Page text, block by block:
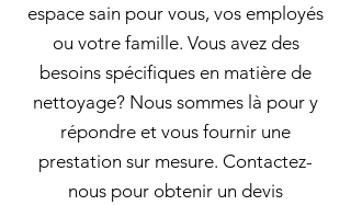
espace sain pour vous, vos employés
ou votre famille. Vous avez des
besoins spécifiques en matière de
nettoyage? Nous sommes là pour y
répondre et vous fournir une
prestation sur mesure. Contactez-
nous pour obtenir un devis